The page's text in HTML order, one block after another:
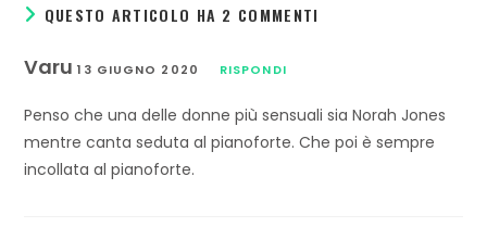
QUESTO ARTICOLO HA 2 COMMENTI
Varu13 GIUGNO 2020 RISPONDI
Penso che una delle donne più sensuali sia Norah Jones
mentre canta seduta al pianoforte. Che poi è sempre
incollata al pianoforte.